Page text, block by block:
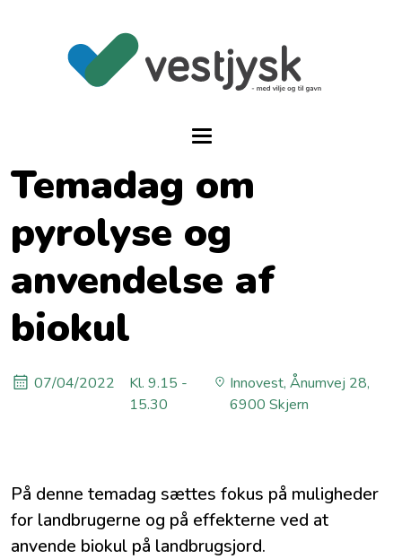
Temadag om
pyrolyse og
anvendelse af
biokul
07/04/2022
Kl. 9.15 -
15.30
Innovest, Ånumvej 28,
6900 Skjern
På denne temadag sættes fokus på muligheder
for landbrugerne og på effekterne ved at
anvende biokul på landbrugsjord.